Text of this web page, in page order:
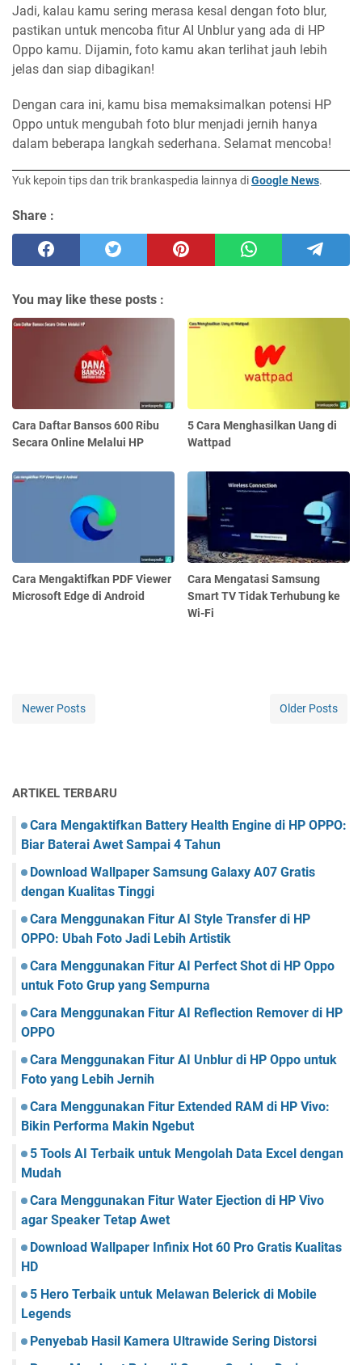
Jadi, kalau kamu sering merasa kesal dengan foto blur,
pastikan untuk mencoba fitur AI Unblur yang ada di HP
Oppo kamu. Dijamin, foto kamu akan terlihat jauh lebih
jelas dan siap dibagikan!
Dengan cara ini, kamu bisa memaksimalkan potensi HP
Oppo untuk mengubah foto blur menjadi jernih hanya
dalam beberapa langkah sederhana. Selamat mencoba!
Yuk kepoin tips dan trik brankaspedia lainnya diGoogle News.
Share :
You may like these posts :
Cara Daftar Bansos 600 Ribu
Secara Online Melalui HP
5 Cara Menghasilkan Uang di
Wattpad
Cara Mengaktifkan PDF Viewer
Microsoft Edge di Android
Cara Mengatasi Samsung
Smart TV Tidak Terhubung ke
Wi-Fi
Newer Posts Older Posts
ARTIKEL TERBARU
Cara Mengaktifkan Battery Health Engine di HP OPPO:
Biar Baterai Awet Sampai 4 Tahun
Download Wallpaper Samsung Galaxy A07 Gratis
dengan Kualitas Tinggi
Cara Menggunakan Fitur AI Style Transfer di HP
OPPO: Ubah Foto Jadi Lebih Artistik
Cara Menggunakan Fitur AI Perfect Shot di HP Oppo
untuk Foto Grup yang Sempurna
Cara Menggunakan Fitur AI Reflection Remover di HP
OPPO
Cara Menggunakan Fitur AI Unblur di HP Oppo untuk
Foto yang Lebih Jernih
Cara Menggunakan Fitur Extended RAM di HP Vivo:
Bikin Performa Makin Ngebut
5 Tools AI Terbaik untuk Mengolah Data Excel dengan
Mudah
Cara Menggunakan Fitur Water Ejection di HP Vivo
agar Speaker Tetap Awet
Download Wallpaper Infinix Hot 60 Pro Gratis Kualitas
HD
5 Hero Terbaik untuk Melawan Belerick di Mobile
Legends
Penyebab Hasil Kamera Ultrawide Sering Distorsi